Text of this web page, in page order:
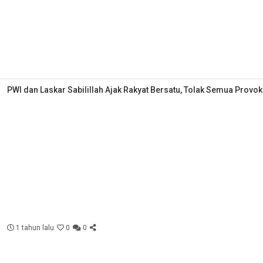
PWI dan Laskar Sabilillah Ajak Rakyat Bersatu, Tolak Semua
1 tahun lalu 0 0